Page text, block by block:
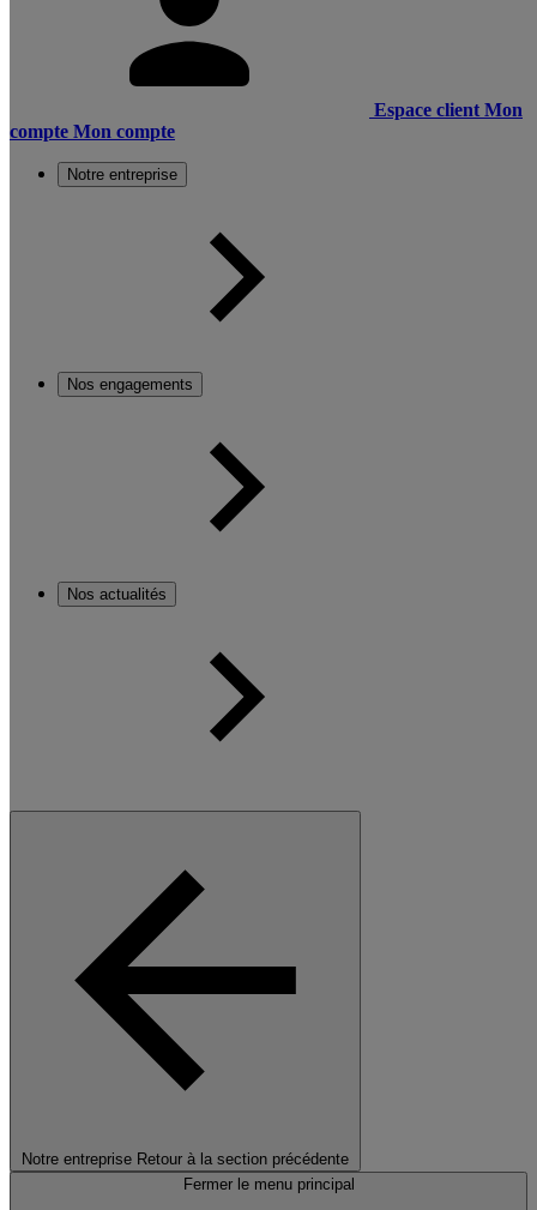
Espace client Mon
compte Mon compte
Notre entreprise
Nos engagements
Nos actualités
Notre entreprise Retour à la section précédente
Fermer le menu principal